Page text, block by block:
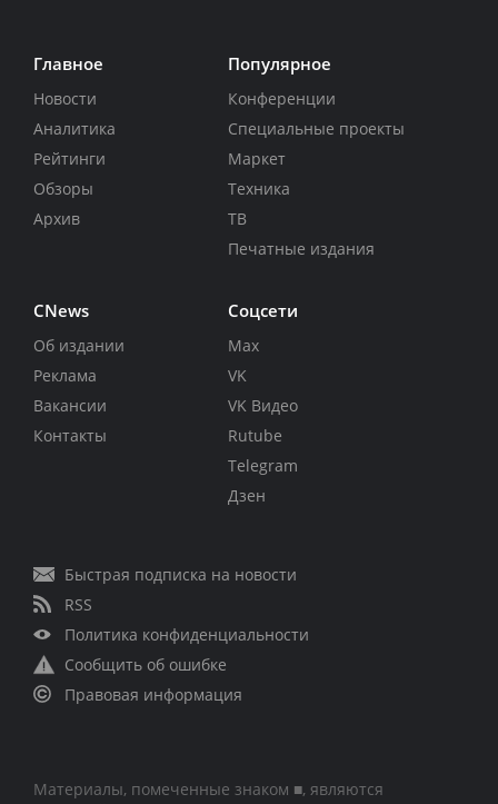
Главное
Новости
Аналитика
Рейтинги
Обзоры
Архив
Популярное
Конференции
Специальные проекты
Маркет
Техника
ТВ
Печатные издания
CNews
Об издании
Реклама
Вакансии
Контакты
Соцсети
Max
VK
VK Видео
Rutube
Telegram
Дзен
Быстрая подписка на новости
RSS
Политика конфиденциальности
Сообщить об ошибке
Правовая информация
Материалы, помеченные знаком ■, являются